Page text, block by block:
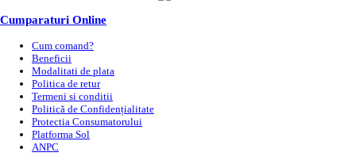
Cumparaturi Online
Cum comand?
Beneficii
Modalitati de plata
Politica de retur
Termeni si conditii
Politică de Confidențialitate
Protectia Consumatorului
Platforma Sol
ANPC